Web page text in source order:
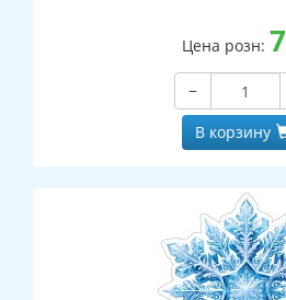
Цена розн: 7
−
В корзину